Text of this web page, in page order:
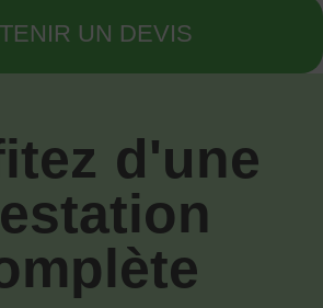
UN DEVIS
d'une